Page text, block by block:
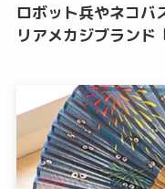
ロボット兵やネコバ
リアメカジブランド